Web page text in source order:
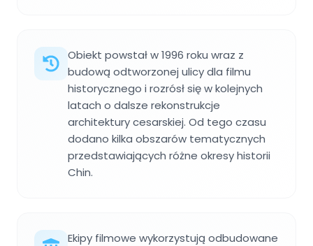
Obiekt powstał w 1996 roku wraz z
budową odtworzonej ulicy dla filmu
historycznego i rozrósł się w kolejnych
latach o dalsze rekonstrukcje
architektury cesarskiej. Od tego czasu
dodano kilka obszarów tematycznych
przedstawiających różne okresy historii
Chin.
Ekipy filmowe wykorzystują odbudowane